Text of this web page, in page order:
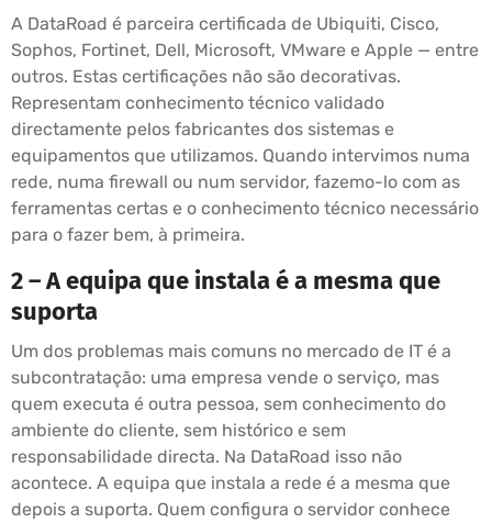
A DataRoad é parceira certificada de Ubiquiti, Cisco,
Sophos, Fortinet, Dell, Microsoft, VMware e Apple — entre
outros. Estas certificações não são decorativas.
Representam conhecimento técnico validado
directamente pelos fabricantes dos sistemas e
equipamentos que utilizamos. Quando intervimos numa
rede, numa firewall ou num servidor, fazemo-lo com as
ferramentas certas e o conhecimento técnico necessário
para o fazer bem, à primeira.
2 – A equipa que instala é a mesma que
suporta
Um dos problemas mais comuns no mercado de IT é a
subcontratação: uma empresa vende o serviço, mas
quem executa é outra pessoa, sem conhecimento do
ambiente do cliente, sem histórico e sem
responsabilidade directa. Na DataRoad isso não
acontece. A equipa que instala a rede é a mesma que
depois a suporta. Quem configura o servidor conhece